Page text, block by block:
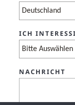
ICH
NACHRICHT